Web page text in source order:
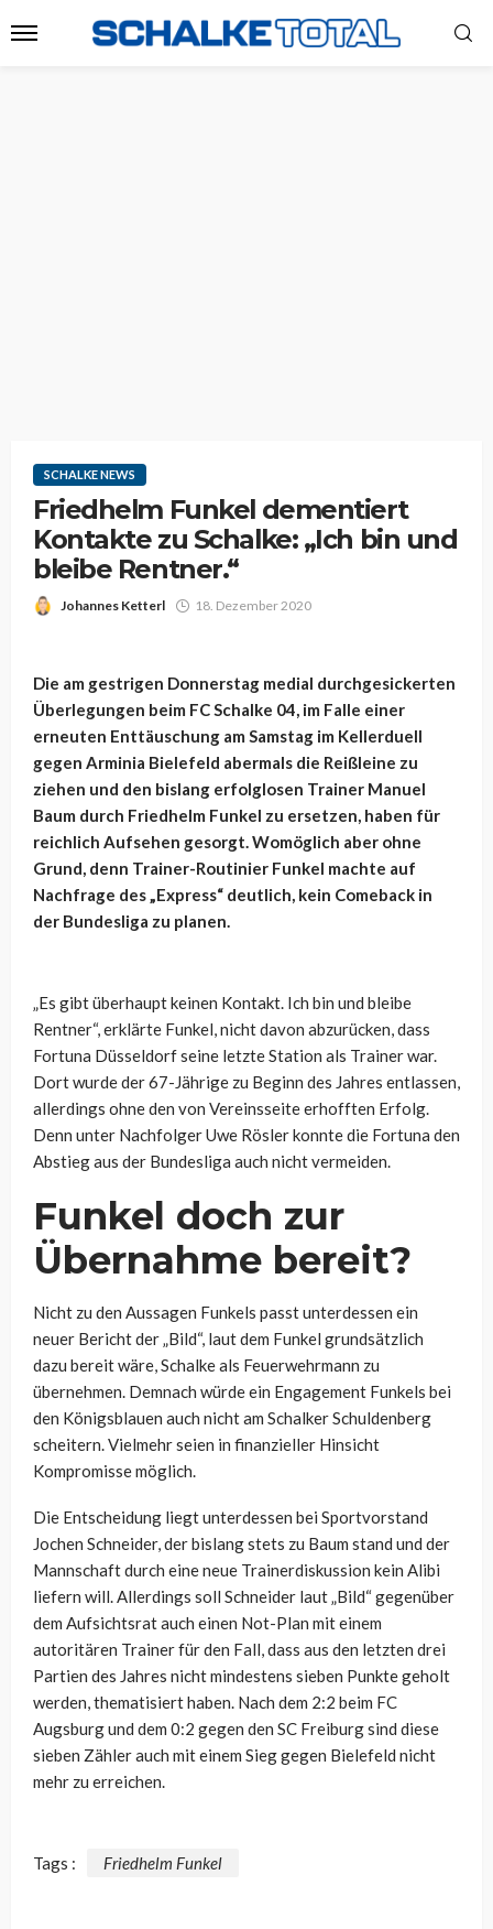
SCHALKE NEWS
Friedhelm Funkel dementiert
Kontakte zu Schalke: „Ich bin und
bleibe Rentner.“
Johannes Ketterl 18. Dezember 2020
Die am gestrigen Donnerstag medial durchgesickerten
Überlegungen beim FC Schalke 04, im Falle einer
erneuten Enttäuschung am Samstag im Kellerduell
gegen Arminia Bielefeld abermals die Reißleine zu
ziehen und den bislang erfolglosen Trainer Manuel
Baum durch Friedhelm Funkel zu ersetzen, haben für
reichlich Aufsehen gesorgt. Womöglich aber ohne
Grund, denn Trainer-Routinier Funkel machte auf
Nachfrage des „Express“ deutlich, kein Comeback in
der Bundesliga zu planen.
„Es gibt überhaupt keinen Kontakt. Ich bin und bleibe
Rentner“, erklärte Funkel, nicht davon abzurücken, dass
Fortuna Düsseldorf seine letzte Station als Trainer war.
Dort wurde der 67-Jährige zu Beginn des Jahres entlassen,
allerdings ohne den von Vereinsseite erhofften Erfolg.
Denn unter Nachfolger Uwe Rösler konnte die Fortuna den
Abstieg aus der Bundesliga auch nicht vermeiden.
Funkel doch zur
Übernahme bereit?
Nicht zu den Aussagen Funkels passt unterdessen ein
neuer Bericht der „Bild“, laut dem Funkel grundsätzlich
dazu bereit wäre, Schalke als Feuerwehrmann zu
übernehmen. Demnach würde ein Engagement Funkels bei
den Königsblauen auch nicht am Schalker Schuldenberg
scheitern. Vielmehr seien in finanzieller Hinsicht
Kompromisse möglich.
Die Entscheidung liegt unterdessen bei Sportvorstand
Jochen Schneider, der bislang stets zu Baum stand und der
Mannschaft durch eine neue Trainerdiskussion kein Alibi
liefern will. Allerdings soll Schneider laut „Bild“ gegenüber
dem Aufsichtsrat auch einen Not-Plan mit einem
autoritären Trainer für den Fall, dass aus den letzten drei
Partien des Jahres nicht mindestens sieben Punkte geholt
werden, thematisiert haben. Nach dem 2:2 beim FC
Augsburg und dem 0:2 gegen den SC Freiburg sind diese
sieben Zähler auch mit einem Sieg gegen Bielefeld nicht
mehr zu erreichen.
Tags : Friedhelm Funkel